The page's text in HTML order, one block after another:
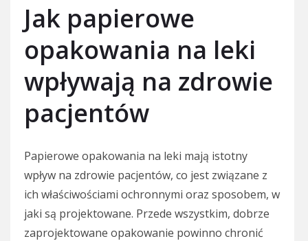
Jak papierowe
opakowania na leki
wpływają na zdrowie
pacjentów
Papierowe opakowania na leki mają istotny
wpływ na zdrowie pacjentów, co jest związane z
ich właściwościami ochronnymi oraz sposobem, w
jaki są projektowane. Przede wszystkim, dobrze
zaprojektowane opakowanie powinno chronić